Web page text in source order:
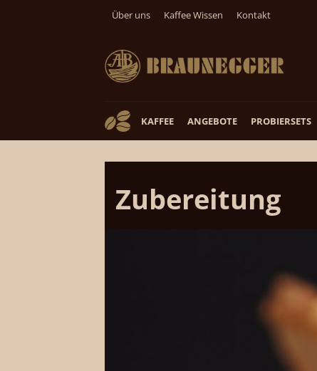
Über uns Kaffee Wissen Kontakt
KAFFEE ANGEBOTE PROBIERSETS
Zubereitung